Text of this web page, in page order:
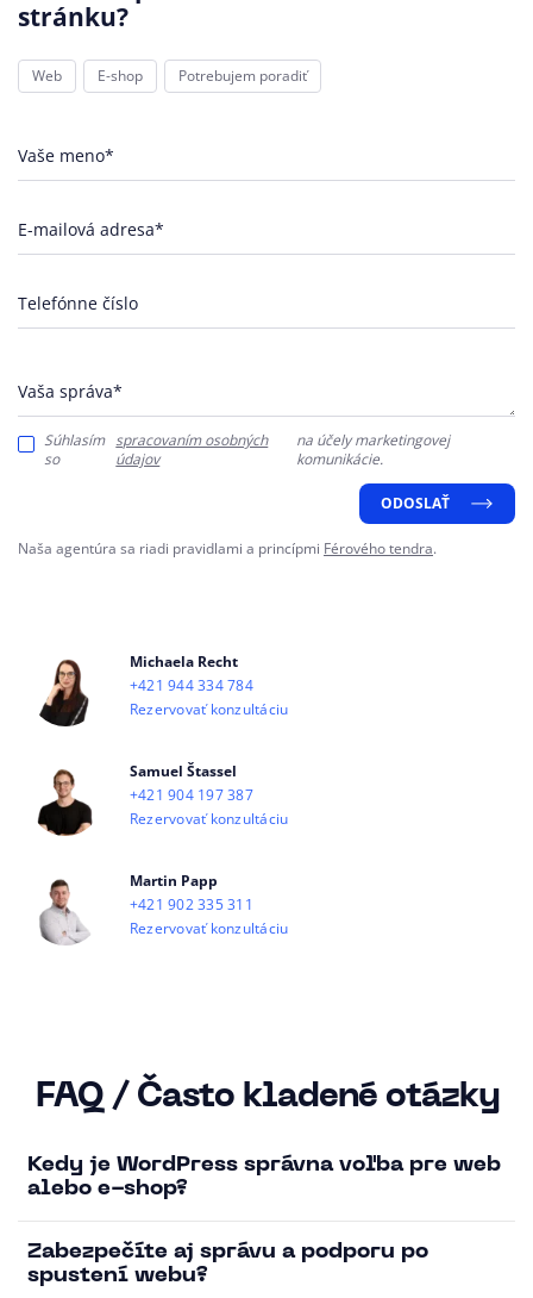
Michaela Recht
+421 944 334 784
Rezervovať konzultáciu
Samuel Štassel
+421 904 197 387
Rezervovať konzultáciu
Martin Papp
+421 902 335 311
Rezervovať konzultáciu
stránku?
Web E-shop Potrebujem poradiť
Vaše meno*
E-mailová adresa*
Telefónne číslo
Vaša správa*
Súhlasím
so
spracovaním osobných
údajov
na účely marketingovej
komunikácie.
ODOSLAŤ
Naša agentúra sa riadi pravidlami a princípmi Férového tendra.
FAQ / Často kladené otázky
Kedy je WordPress správna voľba pre web
alebo e-shop?
Zabezpečíte aj správu a podporu po
spustení webu?